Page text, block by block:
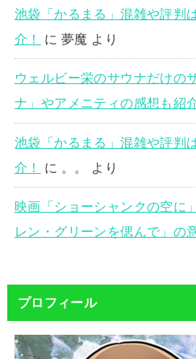
池袋「かるまる」混雑や評判
介！
に 夢魔 より
ウェルビー栄のサウナだけの
ナ」やアメニティの感想も紹
池袋「かるまる」混雑や評判
介！
に 。。 より
映画「ショーシャンクの空に
レン・グリーンを偲んで」の
プロフィール